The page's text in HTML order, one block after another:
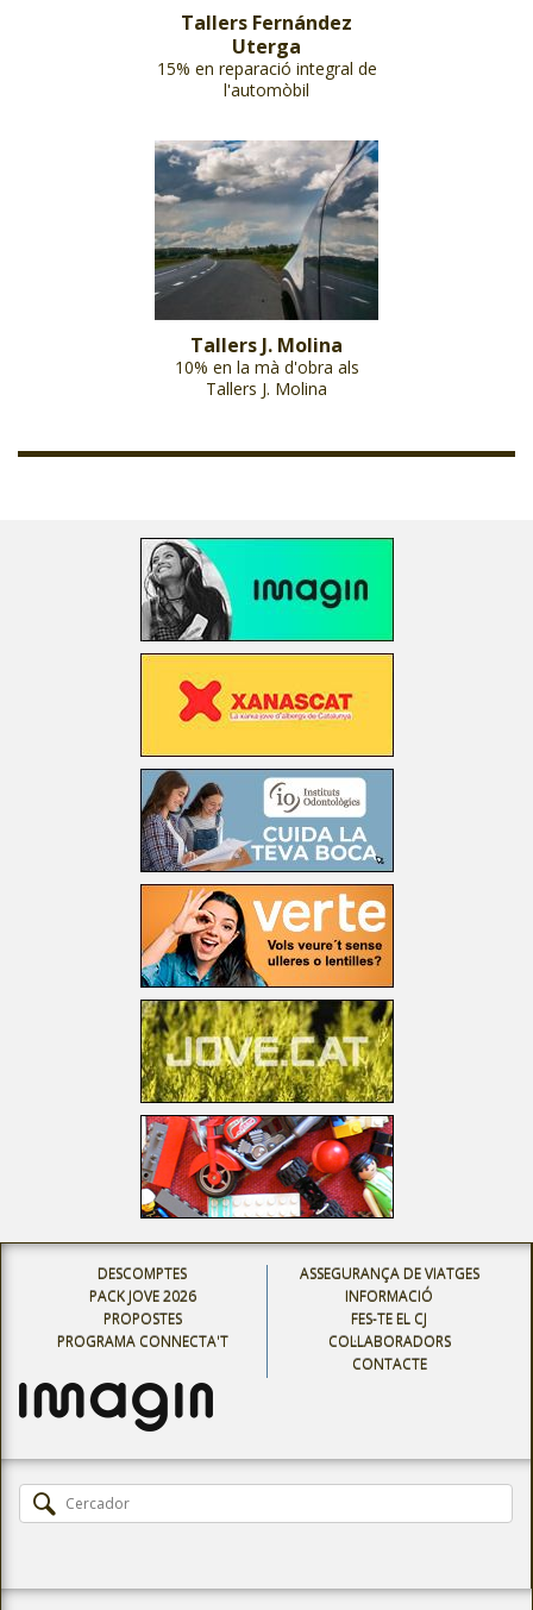
Tallers Fernández
Uterga
15% en reparació integral de
l'automòbil
Tallers J. Molina
10% en la mà d'obra als
Tallers J. Molina
DESCOMPTES
PACK JOVE 2026
PROPOSTES
PROGRAMA CONNECTA'T
ASSEGURANÇA DE VIATGES
INFORMACIÓ
FES-TE EL CJ
COL·LABORADORS
CONTACTE